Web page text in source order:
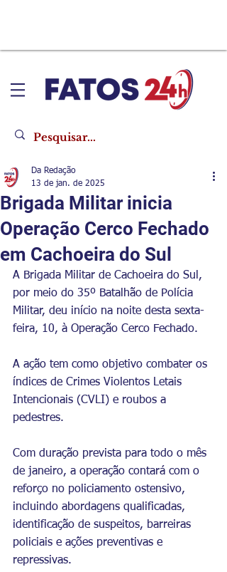
Brigada Militar inicia
Operação Cerco Fechado
em Cachoeira do Sul
Da Redação
13 de jan. de 2025
A Brigada Militar de Cachoeira do Sul,
por meio do 35º Batalhão de Polícia
Militar, deu início na noite desta sexta-
feira, 10, à Operação Cerco Fechado.
A ação tem como objetivo combater os
índices de Crimes Violentos Letais
Intencionais (CVLI) e roubos a
pedestres.
Com duração prevista para todo o mês
de janeiro, a operação contará com o
reforço no policiamento ostensivo,
incluindo abordagens qualificadas,
identificação de suspeitos, barreiras
policiais e ações preventivas e
repressivas.